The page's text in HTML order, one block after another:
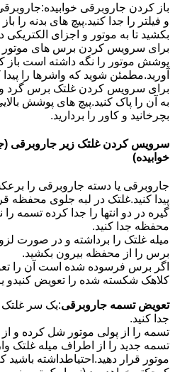
باز کردن جاروبرقی
و فیلتر را جدا کنید.پیچ های بدنه را
بکشید تا به موتور و اجزای الکتریکی
برای سرویس کردن برس های موتور
پوشش موتور را نگه داشته است باز
آورید.مطمئن شوید که واشرها را
برای سرویس کردن غلتک برس گرد
به آن را پاک کنید.پیچ های پوشش
بچرخانید و کاور را بردارید.
سرویس کردن غلتک زیر جاروبرقی
خوابیده)
جاروبرقی یا دسته جاروبرقی را
پیدا کنید.غلتک در لبه جلوی محفظه
گیره در دو انتها را جدا کرده تسمه را
محفظه جدا کنید.
میله غلتک را برداشته و در صورت
برس را از محفظه بیرون بکشید.
اگر برس فرسوده شده است آن را
کلاهک شکسته شده را تعویض کنیدو
تعویض تسمه جاروبرقی:یک سر غلتک
جدا کنید.
تسمه را از پولی موتور شل کرده و
تسمه جدید را از اطراف میله غلتک
موتور قرار دهید.احتیاطداشته